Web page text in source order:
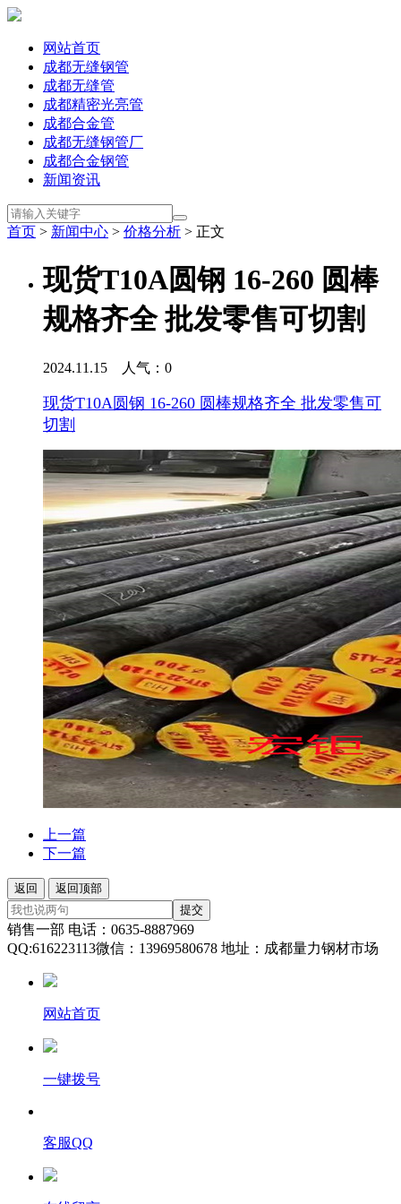
网站首页
成都无缝钢管
成都无缝管
成都精密光亮管
成都合金管
成都无缝钢管厂
成都合金钢管
新闻资讯
首页 > 新闻中心 > 价格分析 > 正文
现货T10A圆钢 16-260 圆棒
规格齐全 批发零售可切割
2024.11.15 人气： 0
现货T10A圆钢 16-260 圆棒规格齐全 批发零售可
切割
上一篇
下一篇
返回
返回顶部
提交
销售一部 电话：0635-8887969
QQ:616223113微信：13969580678 地址：成都量力钢材市场
网站首页
一键拨号
客服QQ